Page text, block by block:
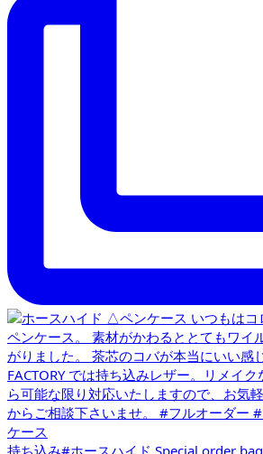
持ち込み#ホースハイド Special order bag